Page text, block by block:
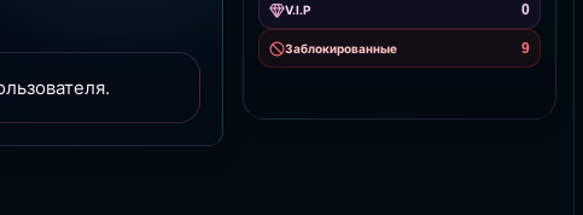
V.I.P 0
Заблокированные 9